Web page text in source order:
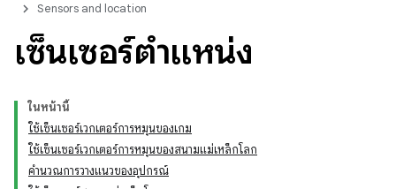
Sensors and location
เซ็นเซอร์ตำแหน่ง
ในหน้านี้
ใช้เซ็นเซอร์เวกเตอร์การหมุนของเกม
ใช้เซ็นเซอร์เวกเตอร์การหมุนของสนามแม่เหล็กโลก
คำนวณการวางแนวของอุปกรณ์